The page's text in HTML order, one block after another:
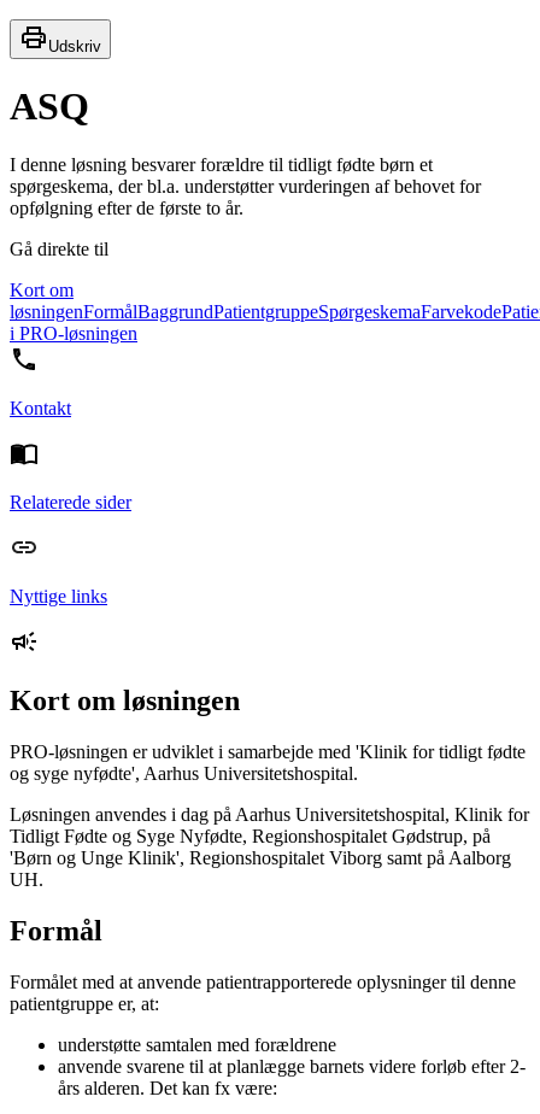
Udskriv
ASQ
I denne løsning besvarer forældre til tidligt fødte børn et
spørgeskema, der bl.a. understøtter vurderingen af behovet for
opfølgning efter de første to år.
Gå direkte til
Kort om
løsningenFormålBaggrundPatientgruppeSpørgeskemaFarvekode
i PRO-løsningen
Kontakt
Relaterede sider
Nyttige links
Kort om løsningen
PRO-løsningen er udviklet i samarbejde med 'Klinik for tidligt fødte
og syge nyfødte', Aarhus Universitetshospital.
Løsningen anvendes i dag på Aarhus Universitetshospital, Klinik for
Tidligt Fødte og Syge Nyfødte, Regionshospitalet Gødstrup, på
'Børn og Unge Klinik', Regionshospitalet Viborg samt på Aalborg
UH.
Formål
Formålet med at anvende patientrapporterede oplysninger til denne
patientgruppe er, at:
understøtte samtalen med forældrene
anvende svarene til at planlægge barnets videre forløb efter 2-
års alderen. Det kan fx være: